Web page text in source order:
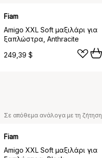
Fiam
Amigo XXL Soft μαξιλάρι για
ξαπλώστρα, Anthracite
249,39 $
Σε απόθεμα ανάλογα με τη ζήτηση
Fiam
Amigo XXL Soft μαξιλάρι για